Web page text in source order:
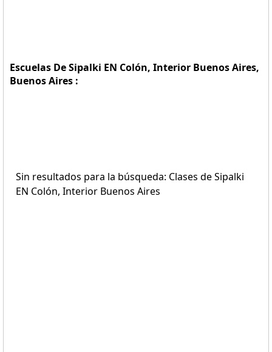
Escuelas De Sipalki EN Colón, Interior Buenos Aires,
Buenos Aires :
Sin resultados para la búsqueda: Clases de Sipalki
EN Colón, Interior Buenos Aires